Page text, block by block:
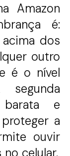
Amazon
é:
dos
outro
é o nível
segunda
e
a
ouvir